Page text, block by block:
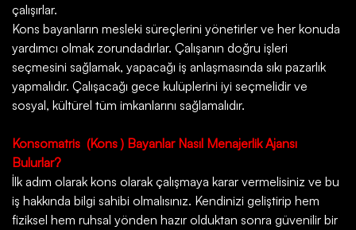
çalışırlar.
Kons bayanların mesleki süreçlerini yönetirler ve her konuda
yardımcı olmak zorundadırlar. Çalışanın doğru işleri
seçmesini sağlamak, yapacağı iş anlaşmasında sıkı pazarlık
yapmalıdır. Çalışacağı gece kulüplerini iyi seçmelidir ve
sosyal, kültürel tüm imkanlarını sağlamalıdır.
Konsomatris (Kons ) Bayanlar Nasıl Menajerlik Ajansı
Bulurlar?
İlk adım olarak kons olarak çalışmaya karar vermelisiniz ve bu
iş hakkında bilgi sahibi olmalısınız. Kendinizi geliştirip hem
fiziksel hem ruhsal yönden hazır olduktan sonra güvenilir bir